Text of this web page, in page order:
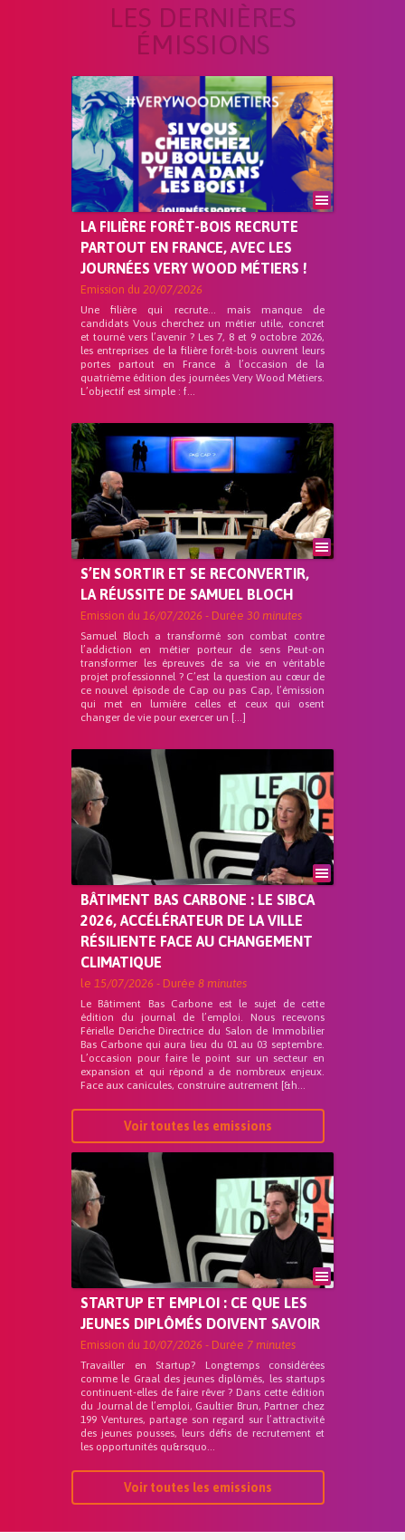
LES DERNIÈRES
ÉMISSIONS
LA FILIÈRE FORÊT-BOIS RECRUTE
PARTOUT EN FRANCE, AVEC LES
JOURNÉES VERY WOOD MÉTIERS !
Emission du 20/07/2026
Une filière qui recrute… mais manque de
candidats Vous cherchez un métier utile, concret
et tourné vers l’avenir ? Les 7, 8 et 9 octobre 2026,
les entreprises de la filière forêt-bois ouvrent leurs
portes partout en France à l’occasion de la
quatrième édition des journées Very Wood Métiers.
L’objectif est simple : f...
S’EN SORTIR ET SE RECONVERTIR,
LA RÉUSSITE DE SAMUEL BLOCH
Emission du 16/07/2026 - Durée 30 minutes
Samuel Bloch a transformé son combat contre
l’addiction en métier porteur de sens Peut-on
transformer les épreuves de sa vie en véritable
projet professionnel ? C’est la question au cœur de
ce nouvel épisode de Cap ou pas Cap, l’émission
qui met en lumière celles et ceux qui osent
changer de vie pour exercer un […]
BÂTIMENT BAS CARBONE : LE SIBCA
2026, ACCÉLÉRATEUR DE LA VILLE
RÉSILIENTE FACE AU CHANGEMENT
CLIMATIQUE
le 15/07/2026 - Durée 8 minutes
Le Bâtiment Bas Carbone est le sujet de cette
édition du journal de l’emploi. Nous recevons
Férielle Deriche Directrice du Salon de Immobilier
Bas Carbone qui aura lieu du 01 au 03 septembre.
L’occasion pour faire le point sur un secteur en
expansion et qui répond a de nombreux enjeux.
Face aux canicules, construire autrement [&h...
Voir toutes les emissions
STARTUP ET EMPLOI : CE QUE LES
JEUNES DIPLÔMÉS DOIVENT SAVOIR
Emission du 10/07/2026 - Durée 7 minutes
Travailler en Startup? Longtemps considérées
comme le Graal des jeunes diplômés, les startups
continuent-elles de faire rêver ? Dans cette édition
du Journal de l’emploi, Gaultier Brun, Partner chez
199 Ventures, partage son regard sur l’attractivité
des jeunes pousses, leurs défis de recrutement et
les opportunités qu&rsquo...
Voir toutes les emissions